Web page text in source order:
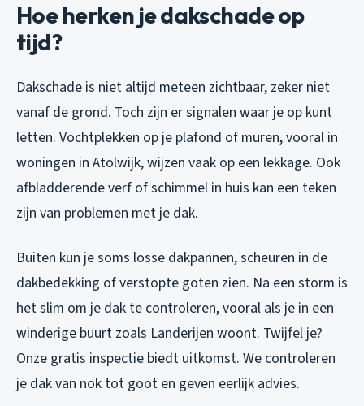
Hoe herken je dakschade op
tijd?
Dakschade is niet altijd meteen zichtbaar, zeker niet
vanaf de grond. Toch zijn er signalen waar je op kunt
letten. Vochtplekken op je plafond of muren, vooral in
woningen in Atolwijk, wijzen vaak op een lekkage. Ook
afbladderende verf of schimmel in huis kan een teken
zijn van problemen met je dak.
Buiten kun je soms losse dakpannen, scheuren in de
dakbedekking of verstopte goten zien. Na een storm is
het slim om je dak te controleren, vooral als je in een
winderige buurt zoals Landerijen woont. Twijfel je?
Onze gratis inspectie biedt uitkomst. We controleren
je dak van nok tot goot en geven eerlijk advies.